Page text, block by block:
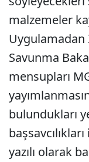
malzemeler
Uygulamadan
Savunma
mensupları
bulundukları
yazılı olarak